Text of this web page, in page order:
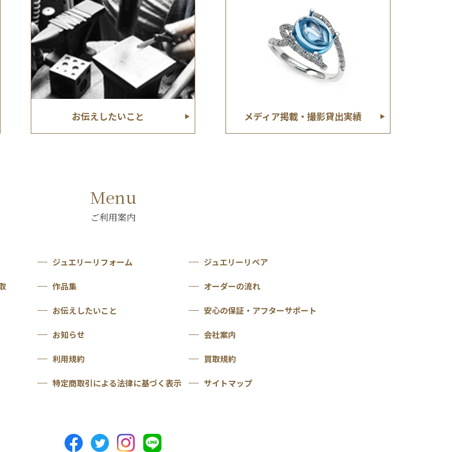
お伝えしたいこと メディア掲載・撮影貸出実績
Menu
ご利用案内
ジュエリーリフォーム
ジュエリーリペア
作品集
オーダーの流れ
お伝えしたいこと
安心の保証・アフターサポート
お知らせ
会社案内
利用規約
買取規約
特定商取引による法律に基づく表示
サイトマップ